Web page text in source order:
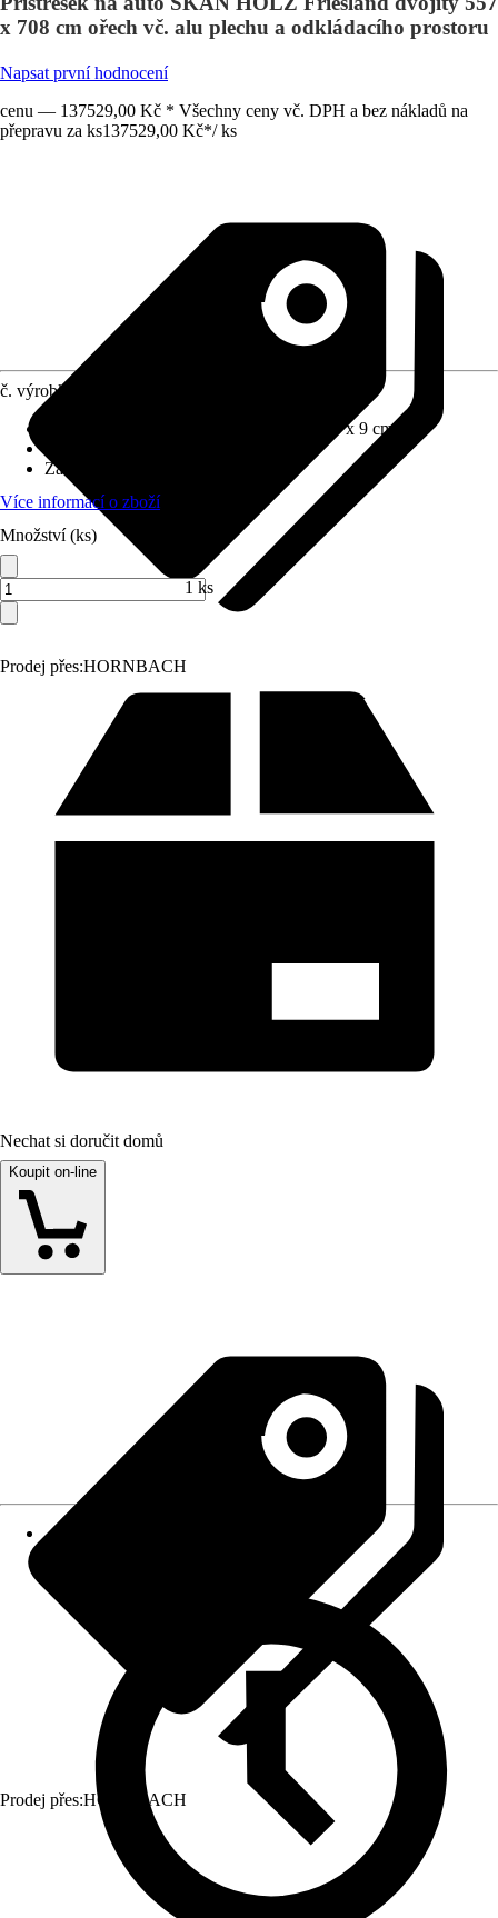
x 708 cm ořech vč. alu plechu a odkládacího prostoru
Napsat první hodnocení
cenu — 137529,00 Kč * Všechny ceny vč. DPH a bez nákladů na
přepravu za ks137529,00 Kč*/ ks
Prodej přes:HORNBACH
č. výrobku
11,5x11,5 cm, 9 x 9 cm
Zatížení sněhem
Více informací o zboží
Množství (ks)
1 ks
Nechat si doručit domů
Koupit on-line
Prodej přes:HORNBACH